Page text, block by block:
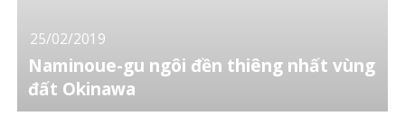
25/02/2019
Naminoue-gu ngôi đền thiêng nhất vùng
đất Okinawa